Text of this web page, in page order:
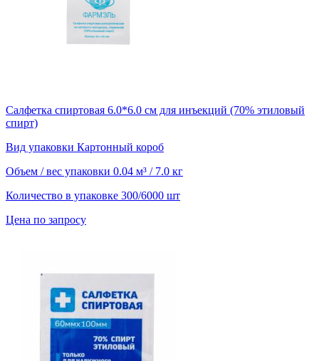
Салфетка спиртовая 6.0*6.0 см для инъекций (70% этиловый
спирт)
Вид упаковки Картонный короб
Объем / вес упаковки 0.04 м³ / 7.0 кг
Количество в упаковке 300/6000 шт
Цена по запросу